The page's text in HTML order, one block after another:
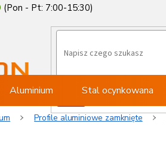
Aluminium Stal ocynkowana
Profile aluminiowe zamknięte